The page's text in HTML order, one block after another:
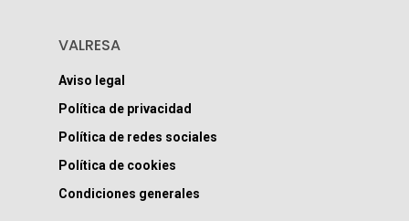
VALRESA
Aviso legal
Política de privacidad
Política de redes sociales
Política de cookies
Condiciones generales